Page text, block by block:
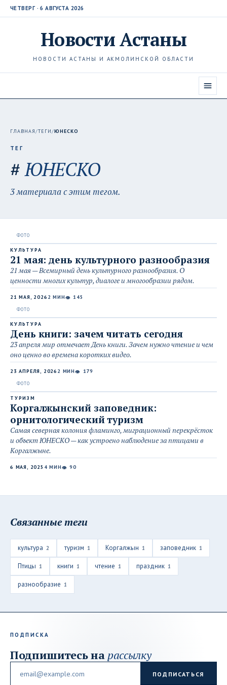
ЧЕТВЕРГ · 6 АВГУСТА 2026
НовостиАстаны
НОВОСТИ АСТАНЫ И АКМОЛИНСКОЙ ОБЛАСТИ
ГЛАВНАЯ/ТЕГИ/ЮНЕСКО
ТЕГ
#ЮНЕСКО
3 материала с этим тегом.
КУЛЬТУРА
21 мая: день культурного разнообразия
21 мая — Всемирный день культурного разнообразия. О
ценности многих культур, диалоге и многообразии рядом.
21 МАЯ, 2026 2 МИН👁 145
КУЛЬТУРА
День книги: зачем читать сегодня
23 апреля мир отмечает День книги. Зачем нужно чтение и чем
оно ценно во времена коротких видео.
23 АПРЕЛЯ, 2026 2 МИН👁 179
ТУРИЗМ
Коргалжынский заповедник:
орнитологический туризм
Самая северная колония фламинго, миграционный перекрёсток
и объект ЮНЕСКО — как устроено наблюдение за птицами в
Коргалжыне.
6 МАЯ, 2025 4 МИН👁 90
Связанные теги
культура 2 туризм 1 Коргалжын 1 заповедник 1
Птицы 1 книги 1 чтение 1 праздник 1
разнообразие 1
ПОДПИСКА
Подпишитесь на рассылку
ПОДПИСАТЬСЯ